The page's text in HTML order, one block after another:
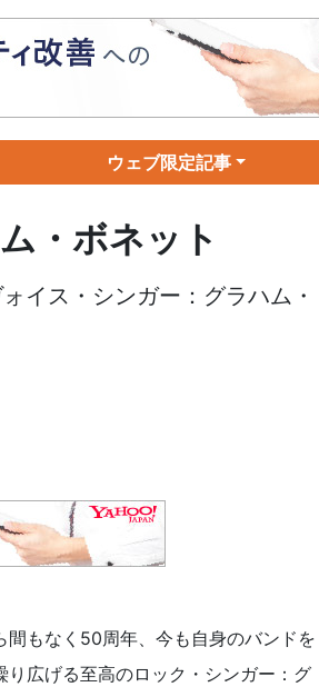
ウェブ限定記事
・ボネット
イス・シンガー：グラハム・
間もなく50周年、今も自身のバンドを
り広げる至高のロック・シンガー：グ